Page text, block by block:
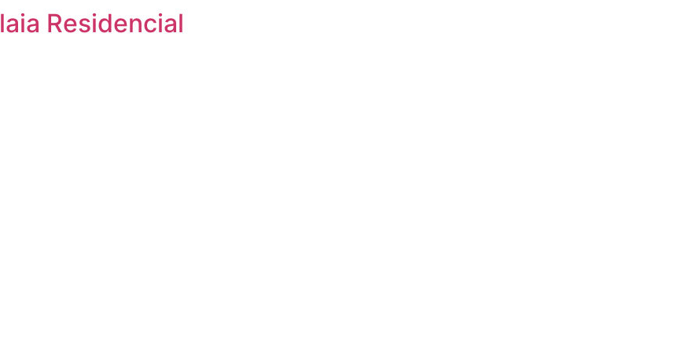
Residencial